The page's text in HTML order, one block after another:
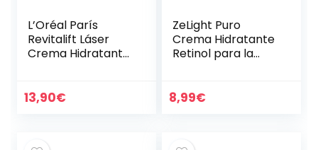
L’Oréal París
Revitalift Láser
Crema Hidratante
Eficacia, con Pro-
13,90€
ZeLight Puro
Crema Hidratante
Retinol para la
a A- Crema Facial
8,99€